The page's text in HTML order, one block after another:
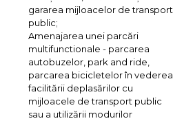
gararea mijloacelor de transport
public;
Amenajarea unei parcări
multifunctionale - parcarea
autobuzelor, park and ride,
parcarea bicicletelor în vederea
facilitării deplasărilor cu
mijloacele de transport public
sau a utilizării modurilor